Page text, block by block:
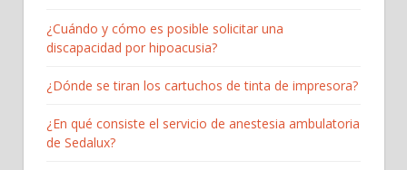
¿Cuándo y cómo es posible solicitar una
discapacidad por hipoacusia?
¿Dónde se tiran los cartuchos de tinta de impresora?
¿En qué consiste el servicio de anestesia ambulatoria
de Sedalux?